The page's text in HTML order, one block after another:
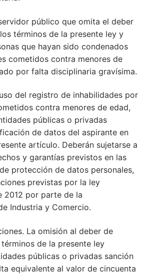
ARTÍCULO 2
ARTÍCULO 3
ARTÍCULO 5
público que omita el deber
términos de la presente ley y
que hayan sido condenados
cometidos contra menores de
por falta disciplinaria gravísima.
del registro de inhabilidades por
contra menores de edad,
públicas o privadas
de datos del aspirante en
artículo. Deberán sujetarse a
y garantías previstos en las
protección de datos personales,
previstas por la ley
2012 por parte de la
Industria y Comercio.
La omisión al deber de
de la presente ley
públicas o privadas sanción
equivalente al valor de cincuenta